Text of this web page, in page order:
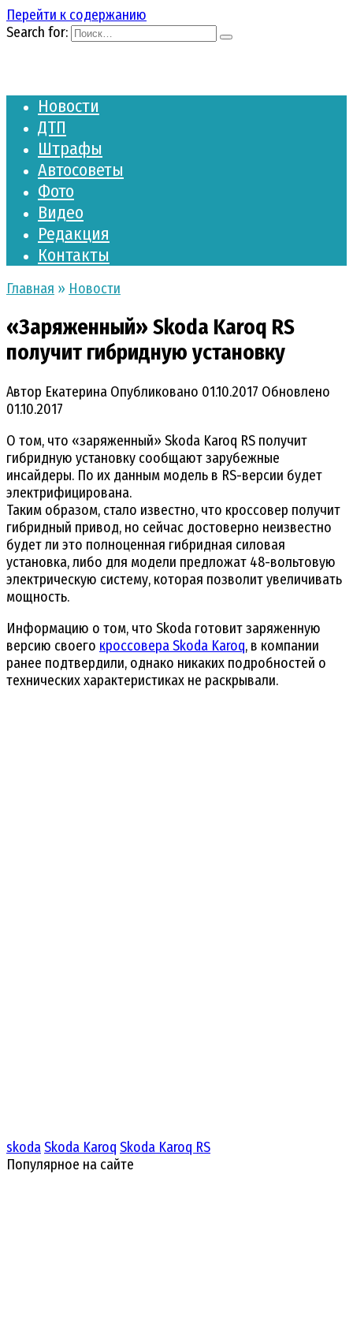
Перейти к содержанию
Search for:
Новости
ДТП
Штрафы
Автосоветы
Фото
Видео
Редакция
Контакты
Главная » Новости
«Заряженный» Skoda Karoq RS
получит гибридную установку
Автор Екатерина Опубликовано 01.10.2017 Обновлено
01.10.2017
О том, что «заряженный» Skoda Karoq RS получит
гибридную установку сообщают зарубежные
инсайдеры. По их данным модель в RS-версии будет
электрифицирована.
Таким образом, стало известно, что кроссовер получит
гибридный привод, но сейчас достоверно неизвестно
будет ли это полноценная гибридная силовая
установка, либо для модели предложат 48-вольтовую
электрическую систему, которая позволит увеличивать
мощность.
Информацию о том, что Skoda готовит заряженную
версию своего кроссовера Skoda Karoq, в компании
ранее подтвердили, однако никаких подробностей о
технических характеристиках не раскрывали.
skodaSkoda Karoq Skoda Karoq RS
Популярное на сайте